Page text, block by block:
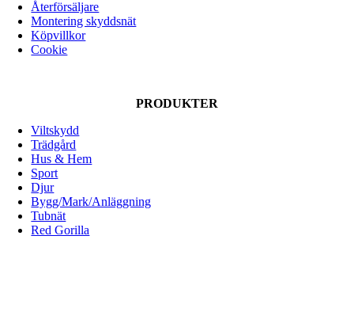
Återförsäljare
Montering skyddsnät
Köpvillkor
Cookie
PRODUKTER
Viltskydd
Trädgård
Hus & Hem
Sport
Djur
Bygg/Mark/Anläggning
Tubnät
Red Gorilla